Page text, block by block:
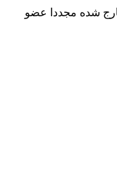
شده مجددا عضو